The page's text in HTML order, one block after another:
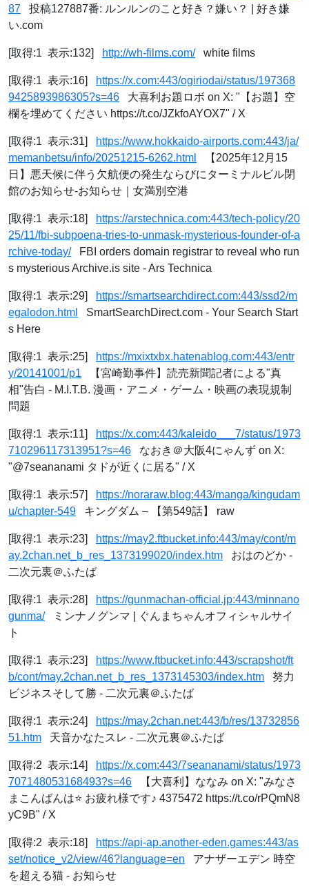
87 投稿127887番: ルンルンのこと好き？嫌い？ | 好き嫌
い.com
[取得:1 表示:132] http://wh-films.com/white films
[取得:1 表示:16]
https://x.com:443/ogiriodai/status/197368
9425893986305?s=46 大喜利お題ロボ on X: "【お題】空
欄を埋めてください https://t.co/JZkfoAYOX7" / X
[取得:1 表示:31]
https://www.hokkaido-airports.com:443/ja/
memanbetsu/info/20251215-6262.html
【2025年12月15
日】悪天候に伴う欠航便の発生ならびにターミナルビル閉
館のお知らせ-お知らせ｜女満別空港
[取得:1 表示:18]
https://arstechnica.com:443/tech-policy/20
25/11/fbi-subpoena-tries-to-unmask-mysterious-founder-of-a
rchive-today/FBI orders domain registrar to reveal who run
s mysterious Archive.is site - Ars Technica
[取得:1 表示:29]
https://smartsearchdirect.com:443/ssd2/m
egalodon.html
SmartSearchDirect.com - Your Search Start
s Here
[取得:1 表示:25]
https://mxixtxbx.hatenablog.com:443/entr
y/20141001/p1 【宮崎勤事件】読売新聞記者による"真
相"告白 - M.I.T.B. 漫画・アニメ・ゲーム・映画の表現規制
問題
[取得:1 表示:11]
https://x.com:443/kaleido___7/status/1973
710296117313951?s=46 なおき＠大阪4にゃんず on X:
"@7seananami タドが近くに居る" / X
[取得:1 表示:57]
https://noraraw.blog:443/manga/kingudam
u/chapter-549 キングダム – 【第549話】 raw
[取得:1 表示:23]
https://may2.ftbucket.info:443/may/cont/m
ay.2chan.net_b_res_1373199020/index.htm おはのどか -
二次元裏＠ふたば
[取得:1 表示:28]
https://gunmachan-official.jp:443/minnano
gunma/ミンナノグンマ | ぐんまちゃんオフィシャルサイ
ト
[取得:1 表示:23]
https://www.ftbucket.info:443/scrapshot/ft
b/cont/may.2chan.net_b_res_1373145303/index.htm 努力
ビジネスそして勝 - 二次元裏＠ふたば
[取得:1 表示:24]
https://may.2chan.net:443/b/res/13732856
51.htm 天音かなたスレ - 二次元裏＠ふたば
[取得:2 表示:14]
https://x.com:443/7seananami/status/1973
707148053168493?s=46 【大喜利】ななみ on X: "みなさ
まこんばんは⭐ お疲れ様です♪ 4375472 https://t.co/rPQmN8
yC9B" / X
[取得:2 表示:18]
https://api-ap.another-eden.games:443/as
set/notice_v2/view/46?language=en アナザーエデン 時空
を超える猫 - お知らせ